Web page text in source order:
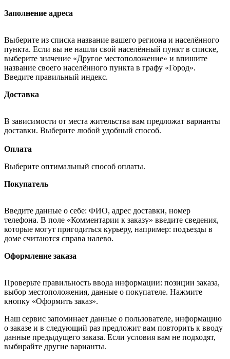
Заполнение адреса
Выберите из списка название вашего региона и населённого
пункта. Если вы не нашли свой населённый пункт в списке,
выберите значение «Другое местоположение» и впишите
название своего населённого пункта в графу «Город».
Введите правильный индекс.
Доставка
В зависимости от места жительства вам предложат варианты
доставки. Выберите любой удобный способ.
Оплата
Выберите оптимальный способ оплаты.
Покупатель
Введите данные о себе: ФИО, адрес доставки, номер
телефона. В поле «Комментарии к заказу» введите сведения,
которые могут пригодиться курьеру, например: подъезды в
доме считаются справа налево.
Оформление заказа
Проверьте правильность ввода информации: позиции заказа,
выбор местоположения, данные о покупателе. Нажмите
кнопку «Оформить заказ».
Наш сервис запоминает данные о пользователе, информацию
о заказе и в следующий раз предложит вам повторить к вводу
данные предыдущего заказа. Если условия вам не подходят,
выбирайте другие варианты.